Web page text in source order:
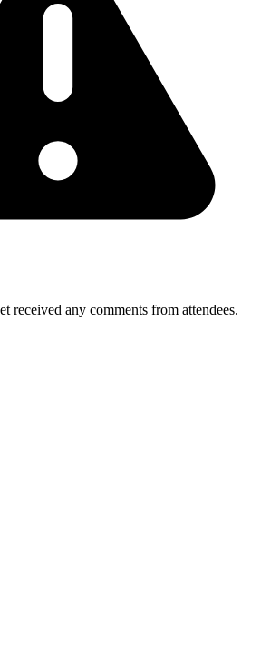
received any comments from attendees.